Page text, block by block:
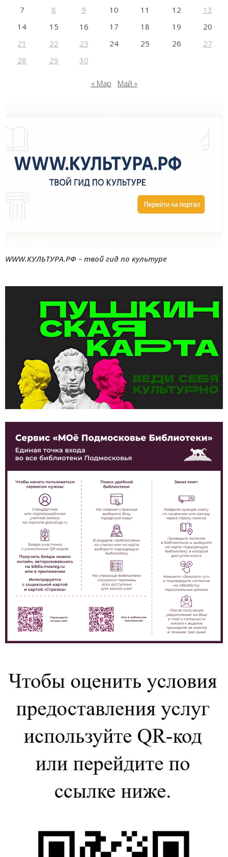
7
8 9 10 11 12
13
14
15 16 17 18 19
20
21
22 23 24 25 26
27
28
29 30
« Мар Май »
WWW.КУЛЬТУРА.РФ – твой гид по культуре